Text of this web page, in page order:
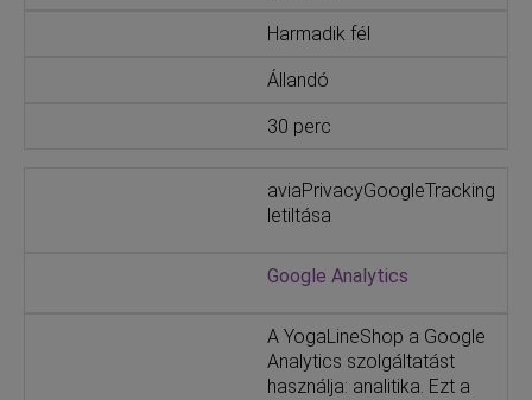
Harmadik fél
Állandó
30 perc
aviaPrivacyGoogleTracking
letiltása
Google Analytics
A YogaLineShop a Google
Analytics szolgáltatást
használja: analitika. Ezt a